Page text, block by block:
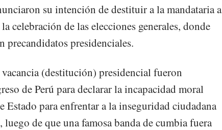
su intención de destituir a la mandataria a
celebración de las elecciones generales, donde
precandidatos presidenciales.
(destitución) presidencial fueron
de Perú para declarar la incapacidad moral
Estado para enfrentar a la inseguridad ciudadana
de que una famosa banda de cumbia fuera